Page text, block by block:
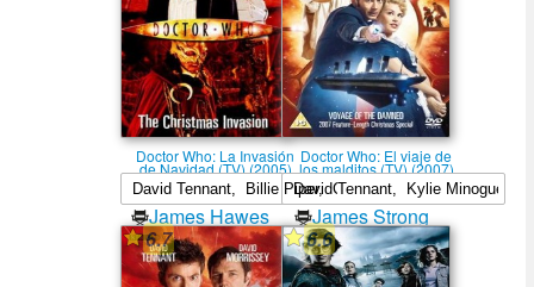
Doctor Who: La Invasión
de Navidad (TV) (2005)
James Hawes
Doctor Who: El viaje de
los malditos (TV) (2007)
James Strong
6.7
6.6